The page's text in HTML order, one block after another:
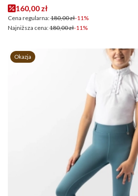
Cena promocyjna
160,00 zł
Cena regularna:180,00 zł-11%
Najniższa cena:180,00 zł-11%
Okazja